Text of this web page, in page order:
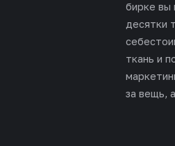
бирке вы
десятки
ткань и
за вещь,